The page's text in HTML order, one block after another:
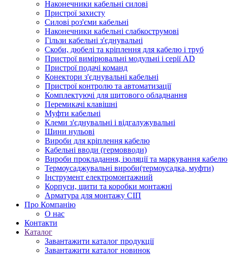
Наконечники кабельні силові
Пристрої захисту
Силові роз'єми кабельні
Наконечники кабельні слабкострумові
Гільзи кабельні з'єднувальні
Скоби, дюбелі та кріплення для кабелю і труб
Пристрої вимірювальні модульні і серії AD
Пристрої подачі команд
Конектори з'єднувальні кабельні
Пристрої контролю та автоматизації
Комплектуючі для щитового обладнання
Перемикачі клавішні
Муфти кабельні
Клеми з'єднувальні і відгалужувальні
Шини нульові
Вироби для кріплення кабелю
Кабельні вводи (гермовводи)
Вироби прокладання, iзоляції та маркування кабелю
Термоусаджувальні вироби(термоусадка, муфти)
Інструмент електромонтажний
Корпуси, щити та коробки монтажні
Арматура для монтажу СІП
Про Компанію
О нас
Контакти
Каталог
Завантажити каталог продукції
Завантажити каталог новинок